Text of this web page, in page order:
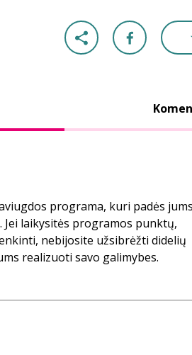
programa, kuri padės jums
laikysitės programos punktų,
nebijosite užsibrėžti didelių
realizuoti savo galimybes.